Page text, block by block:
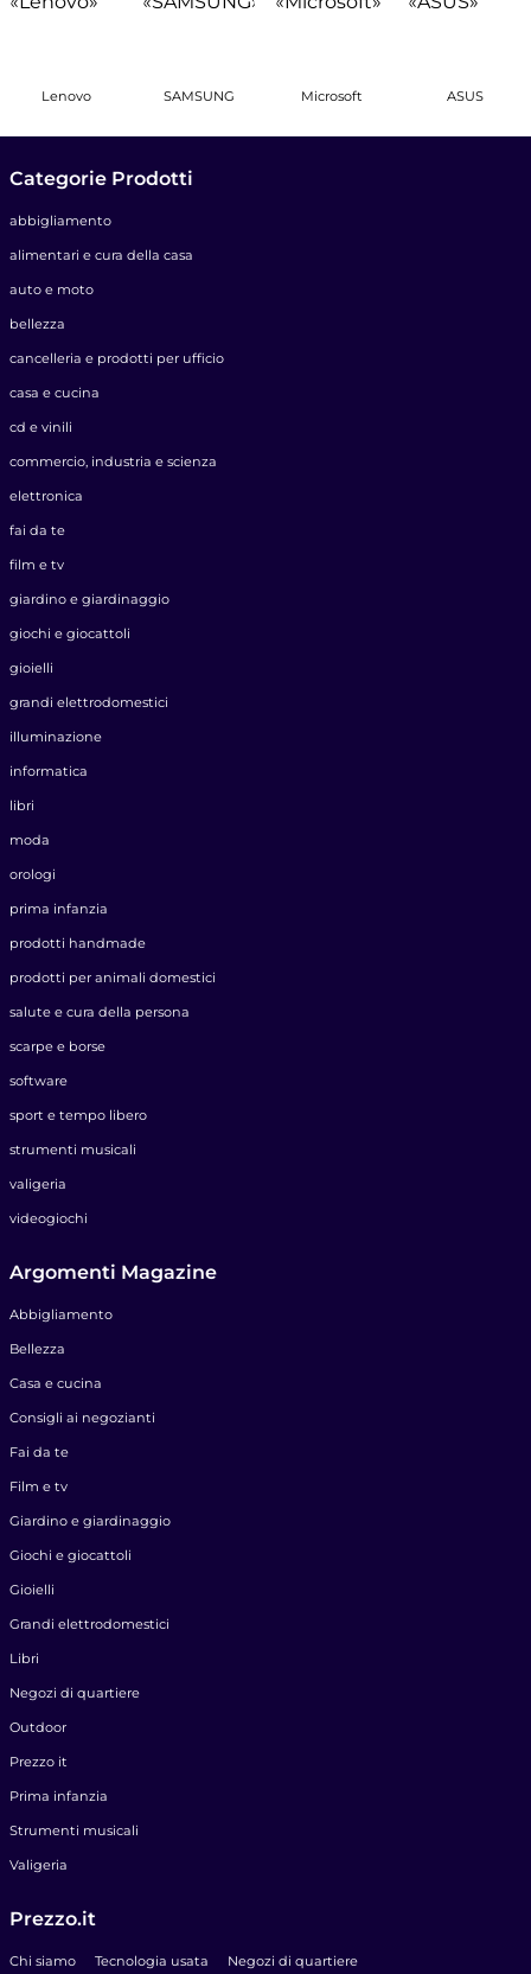
Lenovo SAMSUNG Microsoft ASUS
Categorie Prodotti
abbigliamento
alimentari e cura della casa
auto e moto
bellezza
cancelleria e prodotti per ufficio
casa e cucina
cd e vinili
commercio, industria e scienza
elettronica
fai da te
film e tv
giardino e giardinaggio
giochi e giocattoli
gioielli
grandi elettrodomestici
illuminazione
informatica
libri
moda
orologi
prima infanzia
prodotti handmade
prodotti per animali domestici
salute e cura della persona
scarpe e borse
software
sport e tempo libero
strumenti musicali
valigeria
videogiochi
Argomenti Magazine
Abbigliamento
Bellezza
Casa e cucina
Consigli ai negozianti
Fai da te
Film e tv
Giardino e giardinaggio
Giochi e giocattoli
Gioielli
Grandi elettrodomestici
Libri
Negozi di quartiere
Outdoor
Prezzo it
Prima infanzia
Strumenti musicali
Valigeria
Prezzo.it
Chi siamo Tecnologia usata Negozi di quartiere